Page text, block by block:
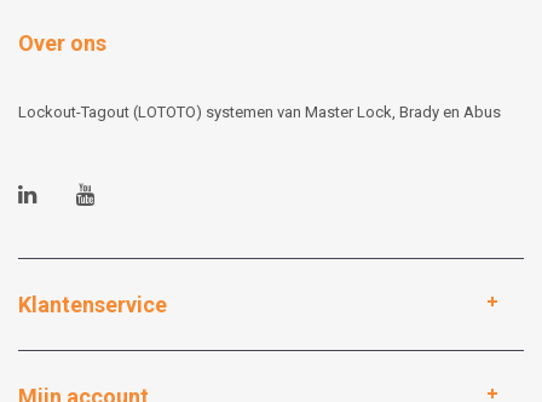
Over ons
Lockout-Tagout (LOTOTO) systemen van Master Lock, Brady en Abus
Klantenservice
Mijn account